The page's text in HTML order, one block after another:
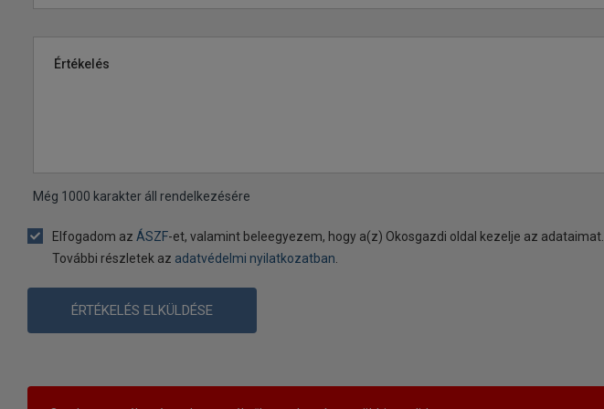
Értékelés
Még 1000 karakter áll rendelkezésére
Elfogadom az ÁSZF-et, valamint beleegyezem, hogy a(z) Okosgazdi oldal kezelje az adataimat.
További részletek az adatvédelmi nyilatkozatban.
ÉRTÉKELÉS ELKÜLDÉSE